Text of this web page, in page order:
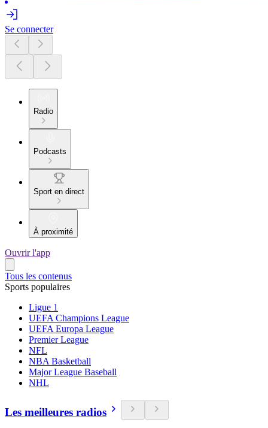
Se connecter
Radio
Podcasts
Sport en direct
À proximité
Ouvrir l'app
Tous les contenus
Sports populaires
Ligue 1
UEFA Champions League
UEFA Europa League
Premier League
NFL
NBA Basketball
Major League Baseball
NHL
Les meilleures radios